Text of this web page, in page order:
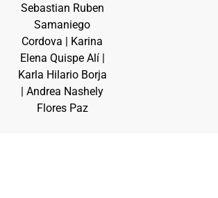
Sebastian Ruben
Samaniego
Cordova | Karina
Elena Quispe Alí |
Karla Hilario Borja
| Andrea Nashely
Flores Paz